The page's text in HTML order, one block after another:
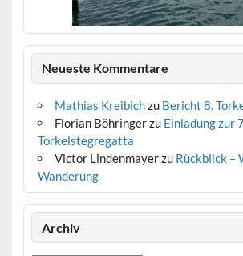
IMG_2308
IMG_2305
IMG_2301
IMG_2298
IMG_2293
IMG_2290
IMG_2289
IMG_2288
IMG_2287
IMG_2285
IMG_2284
IMG_2283
IMG_2282
IMG_2280
IMG_2279
IMG_2278
IMG_2277
IMG_2276
IMG_2274
Neueste Kommentare
Mathias Kreibichzu Bericht 8.
Florian Böhringerzu Einladung zur
Torkelstegregatta
Victor Lindenmayerzu Rückblick –
Wanderung
Archiv